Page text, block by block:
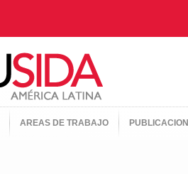
AREAS DE TRABAJO